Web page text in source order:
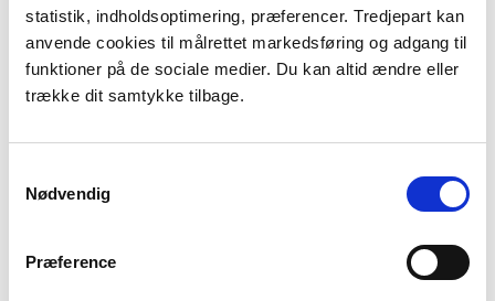
statistik, indholdsoptimering, præferencer. Tredjepart kan
anvende cookies til målrettet markedsføring og adgang til
funktioner på de sociale medier. Du kan altid ændre eller
trække dit samtykke tilbage.
Nødvendig
Præference
Læs mere
Kontrol med prøvningsattester